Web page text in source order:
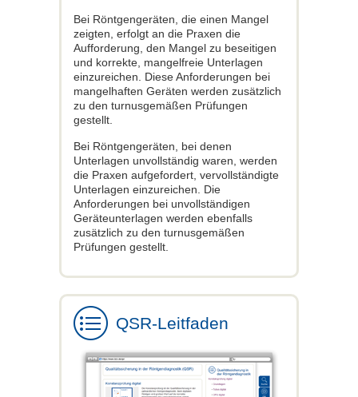
Bei Röntgengeräten, die einen Mangel
zeigten, erfolgt an die Praxen die
Aufforderung, den Mangel zu beseitigen
und korrekte, mangelfreie Unterlagen
einzureichen. Diese Anforderungen bei
mangelhaften Geräten werden zusätzlich
zu den turnusgemäßen Prüfungen
gestellt.
Bei Röntgengeräten, bei denen
Unterlagen unvollständig waren, werden
die Praxen aufgefordert, vervollständigte
Unterlagen einzureichen. Die
Anforderungen bei unvollständigen
Geräteunterlagen werden ebenfalls
zusätzlich zu den turnusgemäßen
Prüfungen gestellt.
QSR-Leitfaden